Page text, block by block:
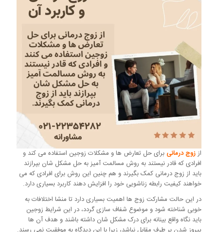
اززوج درمانی برای حل تعارض ها و مشکلات زوجین استفاده می کند و
افرادی که قادر نیستند به روش مسالمت آمیز به حل مشکل شان بپرازند
باید از زوج درمانی کمک بگیرند و هم چنین این روش برای افرادی که می
خواهند کیفیت رابطه زناشویی خود را افزایش دهند کاربرد بسیاری دارد.
در این حالت مشارکت زوج ها اهمیت بسیاری دارد تا منشا اختلافات به
خوبی شناخته شود و موضوع شفاف سازی گردد، در این شرایط زوجین
باید نگاه واقع بینانه برای درک مشکل شان داشته باشند و هدف آن ها